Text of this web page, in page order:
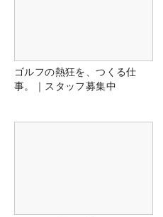
ゴルフの熱狂を、つくる仕
事。｜スタッフ募集中